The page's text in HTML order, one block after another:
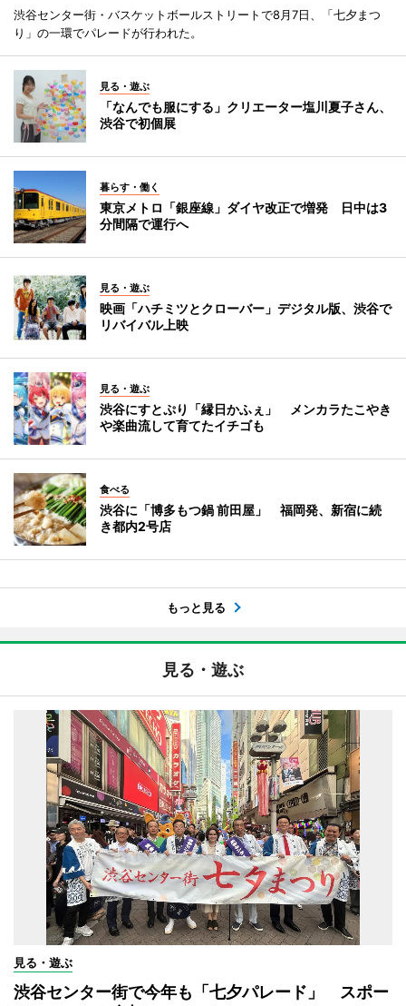
渋谷センター街・バスケットボールストリートで8月7日、「七夕まつ
り」の一環でパレードが行われた。
見る・遊ぶ
「なんでも服にする」クリエーター塩川夏子さん、
渋谷で初個展
暮らす・働く
東京メトロ「銀座線」ダイヤ改正で増発 日中は3
分間隔で運行へ
見る・遊ぶ
映画「ハチミツとクローバー」デジタル版、渋谷で
リバイバル上映
見る・遊ぶ
渋谷にすとぷり「縁日かふぇ」 メンカラたこやき
や楽曲流して育てたイチゴも
食べる
渋谷に「博多もつ鍋 前田屋」 福岡発、新宿に続
き都内2号店
もっと見る
見る・遊ぶ
見る・遊ぶ
渋谷センター街で今年も「七夕パレード」 スポー